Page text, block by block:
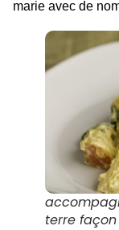
marie avec de
terre